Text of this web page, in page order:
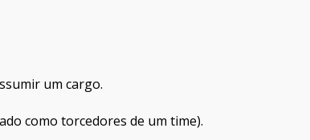
um cargo.
como torcedores de um time).